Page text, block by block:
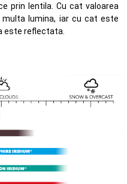
prin lentila. Cu cat valoarea
lumina, iar cu cat este
este reflectata.